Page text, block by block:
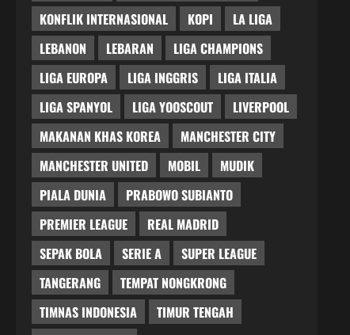
KONFLIK INTERNASIONAL
KOPI
LA LIGA
LEBANON
LEBARAN
LIGA CHAMPIONS
LIGA EUROPA
LIGA INGGRIS
LIGA ITALIA
LIGA SPANYOL
LIGA YOOSCOUT
LIVERPOOL
MAKANAN KHAS KOREA
MANCHESTER CITY
MANCHESTER UNITED
MOBIL
MUDIK
PIALA DUNIA
PRABOWO SUBIANTO
PREMIER LEAGUE
REAL MADRID
SEPAK BOLA
SERIE A
SUPER LEAGUE
TANGERANG
TEMPAT NONGKRONG
TIMNAS INDONESIA
TIMUR TENGAH